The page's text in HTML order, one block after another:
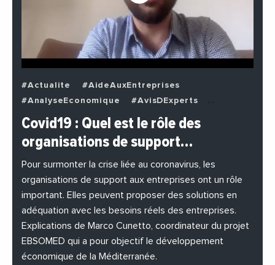
#Actualite
#AideAuxEntreprises
#AnalyseEconomique
#AvisDExperts
#BuzzNews
#Decideurs
#EchangesMediterraneens
#Economie
#EnDirectDe
#Entreprises
#Institutions
#PhotosEtVideos
Covid19 : Quel est le rôle des
organisations de support…
Pour surmonter la crise liée au coronavirus, les
organisations de support aux entreprises ont un rôle
important. Elles peuvent proposer des solutions en
adéquation avec les besoins réels des entreprises.
Explications de Marco Cunetto, coordinateur du projet
EBSOMED qui a pour objectif le développement
économique de la Méditerranée.